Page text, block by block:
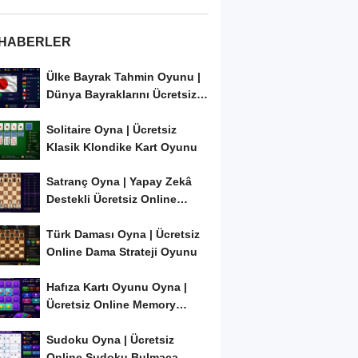
Ülke Bayrak Tahmin Oyunu |
Dünya Bayraklarını Ücretsiz
Solitaire Oyna | Ücretsiz
Klasik Klondike Kart Oyunu
Satranç Oyna | Yapay Zekâ
Destekli Ücretsiz Online
Türk Daması Oyna | Ücretsiz
Online Dama Strateji Oyunu
Hafıza Kartı Oyunu Oyna |
Ücretsiz Online Memory
Sudoku Oyna | Ücretsiz